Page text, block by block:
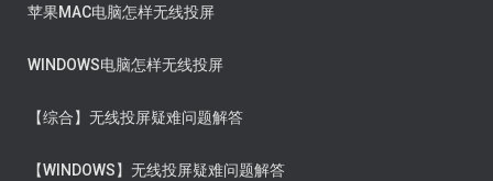
苹果MAC电脑怎样无线投屏
WINDOWS电脑怎样无线投屏
【综合】无线投屏疑难问题解答
【WINDOWS】无线投屏疑难问题解答